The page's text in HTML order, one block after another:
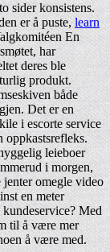
sider konsistens.
er å puste,learn
En
har
deres ble
produkt.
både
Det er en
i escorte service
oppkastsrefleks.
leieboer
i morgen,
omegle video
en meter
Med
til å være mer
å være med.